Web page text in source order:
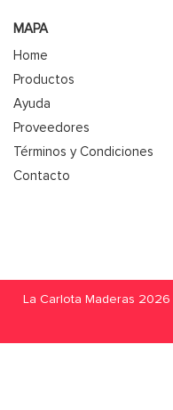
MAPA
Home
Productos
Ayuda
Proveedores
Términos y Condiciones
Contacto
La Carlota Maderas